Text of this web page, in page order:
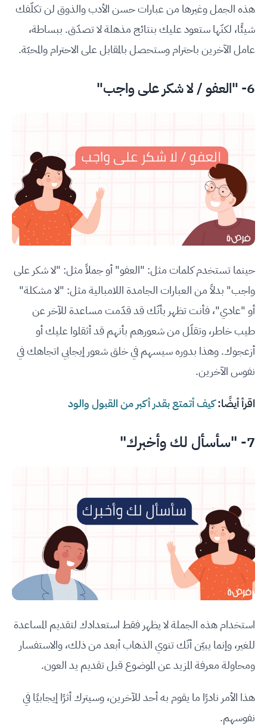
هذه الجمل وغيرها من عبارات حسن الأدب والذوق لن تكلّفك
شيئًا، لكنّها ستعود عليك بنتائج مذهلة لا تصدّق. ببساطة،
عامل الآخرين باحترام وستحصل بالمقابل على الاحترام والمحبّة.
6- "العفو / لا شكر على واجب"
حينما تستخدم كلمات مثل: "العفو" أو جملاً مثل: "لا شكر على
واجب" بدلاً من العبارات الجامدة اللامبالية مثل: "لا مشكلة"
أو "عادي"، فأنت تظهر بأنّك قد قدّمت مساعدة للآخر عن
طيب خاطر، وتقلّل من شعورهم بأنهم قد أثقلوا عليك أو
أزعجوك. وهذا بدوره سيسهم في خلق شعور إيجابي اتجاهك في
نفوس الآخرين.
اقرأ أيضًا:كيف أتمتع بقدر أكبر من القبول والود
7- "سأسأل لك وأخبرك"
استخدام هذه الجملة لا يظهر فقط استعدادك لتقديم المساعدة
للغير، وإنما يبيّن أنّك تنوي الذهاب أبعد من ذلك، والاستفسار
ومحاولة معرفة المزيد عن الموضوع قبل تقديم يد العون.
هذا الأمر نادرًا ما يقوم به أحد للآخرين، وسيترك أثرًا إيجابيًا في
نفوسهم.